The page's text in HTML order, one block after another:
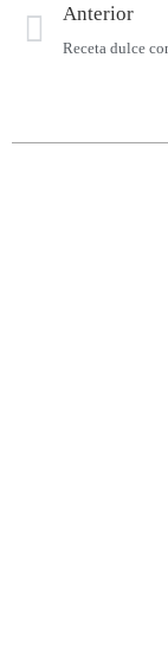
Anterior